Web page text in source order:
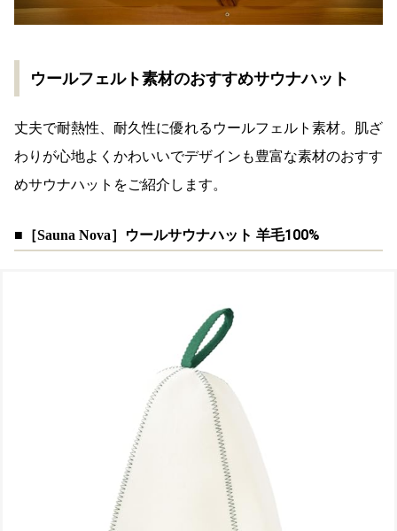
ウールフェルト素材のおすすめサウナハット
丈夫で耐熱性、耐久性に優れるウールフェルト素材。肌ざ
わりが心地よくかわいいでデザインも豊富な素材のおすす
めサウナハットをご紹介します。
■［Sauna Nova］ ウールサウナハット 羊毛100%